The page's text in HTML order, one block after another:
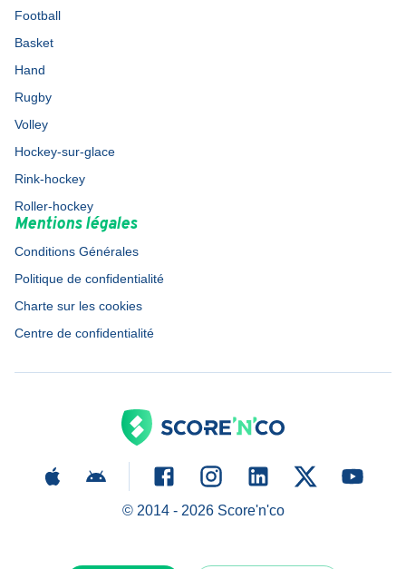
Football
Basket
Hand
Rugby
Volley
Hockey-sur-glace
Rink-hockey
Roller-hockey
Mentions légales
Conditions Générales
Politique de confidentialité
Charte sur les cookies
Centre de confidentialité
© 2014 - 2026Score'n'co